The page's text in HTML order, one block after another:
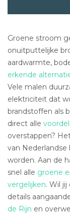
Groene stroom
onuitputtelijke
aardwarmte,
erkende
Vele malen
elektriciteit dat
brandstoffen als
direct alle
overstappen?
van
worden. Aan de
snel alle groene
vergelijken. Wil
details
de Rijn en